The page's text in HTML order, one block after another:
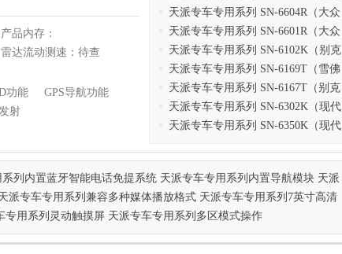
产品内存：
雷达流动测速： 待查
功能
GPS导航功能
射
天派专车专用系列 SN-6604R（大众
天派专车专用系列 SN-6601R（大众
天派专车专用系列 SN-6102K（别克
天派专车专用系列 SN-6169T（雪佛
天派专车专用系列 SN-6167T（别克
天派专车专用系列 SN-6302K（现代
天派专车专用系列 SN-6350K（现代
列内置蓝牙智能电话免提系统 天派专车专用系列内置导航模块 天派
派专车专用系列兼容多种媒体播放格式 天派专车专用系列7英寸高清
专用系列灵动触摸屏 天派专车专用系列多区模式操作